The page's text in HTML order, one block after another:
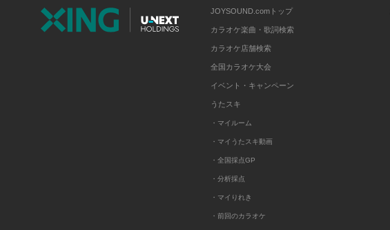
JOYSOUND.comトップ
カラオケ楽曲・歌詞検索
カラオケ店舗検索
全国カラオケ大会
イベント・キャンペーン
うたスキ
・マイルーム
・マイうたスキ動画
・全国採点GP
・分析採点
・マイりれき
・前回のカラオケ